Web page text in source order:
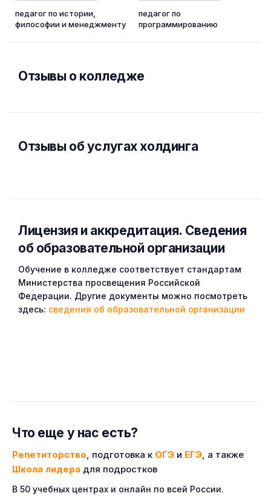
педагог по истории,
философии и менеджменту
педагог по
программированию
Отзывы о колледже
Отзывы об услугах холдинга
Лицензия и аккредитация. Cведения
об образовательной организации
Обучение в колледже соответствует стандартам
Министерства просвещения Российской
Федерации. Другие документы можно посмотреть
здесь: сведения об образовательной организации
Что еще у нас есть?
Репетиторство, подготовка к ОГЭ и ЕГЭ, а также
Школа лидера для подростков
В 50 учебных центрах и онлайн по всей России.